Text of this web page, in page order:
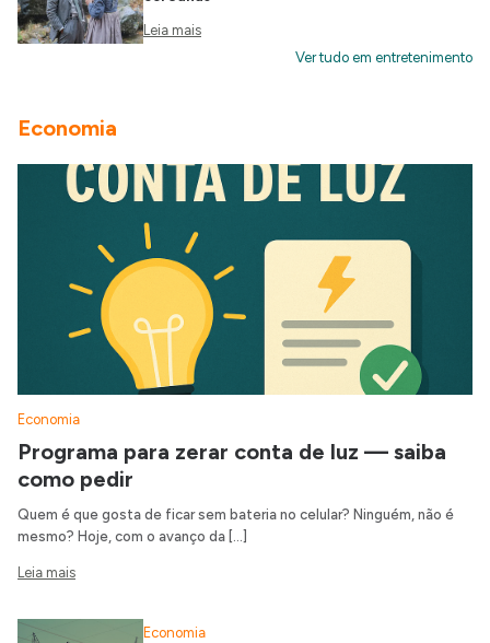
Leia mais
Ver tudo em entretenimento
Economia
Economia
Programa para zerar conta de luz — saiba
como pedir
Quem é que gosta de ficar sem bateria no celular? Ninguém, não é
mesmo? Hoje, com o avanço da […]
Leia mais
Economia